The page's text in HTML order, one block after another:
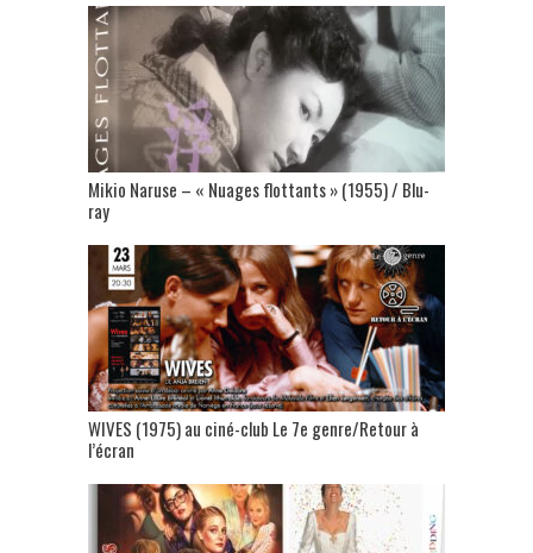
Mikio Naruse – « Nuages flottants » (1955) / Blu-
ray
WIVES (1975) au ciné-club Le 7e genre/Retour à
l’écran